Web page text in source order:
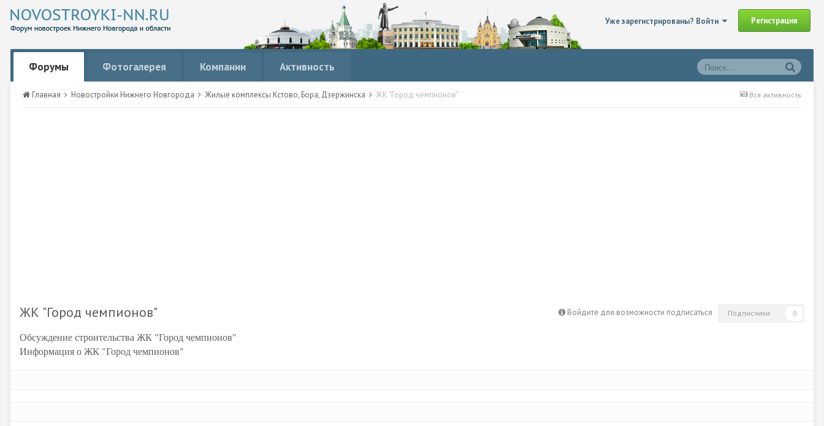
Уже зарегистрированы? Войти Регистрация
Форумы Фотогалерея Компании Активность
Вся активность
Главная Новостройки Нижнего Новгорода Жилые комплексы Кстово, Бора, Дзержинска ЖК "Город чемпионов"
ЖК "Город чемпионов" Войдите для возможности подписаться Подписчики 0
Обсуждение строительства ЖК "Город чемпионов"
Информация о ЖК "Город чемпионов"